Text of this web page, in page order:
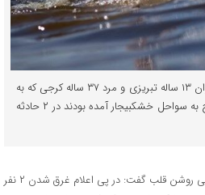
فرمانده انتظامی رشت گفت: نوجوان ۱۳ ساله تبریزی و مرد ۳۷ ساله کرجی که به
همراه خانواده هایشان برای تفریح به سواحل خشکبیجار آمده بودند در ۲ حادثه
، سرهنگ عیسی روشن قلب گفت: در پی اعلام غرق شدن ۲ نفر